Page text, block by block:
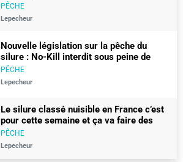
PÊCHE
Lepecheur
Nouvelle législation sur la pêche du
silure : No-Kill interdit sous peine de
450€ d’amende
PÊCHE
Lepecheur
Le silure classé nuisible en France c’est
pour cette semaine et ça va faire des
vagues
PÊCHE
Lepecheur